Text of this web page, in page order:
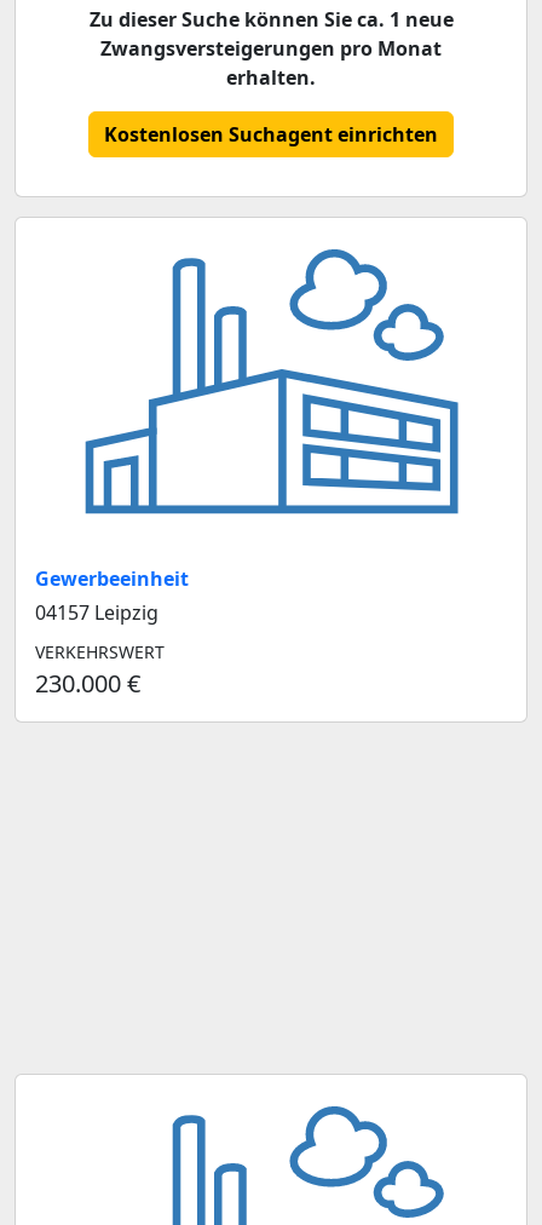
Zu dieser Suche können Sie ca. 1 neue
Zwangsversteigerungen pro Monat
erhalten.
Kostenlosen Suchagent einrichten
Gewerbeeinheit
04157 Leipzig
VERKEHRSWERT
230.000 €